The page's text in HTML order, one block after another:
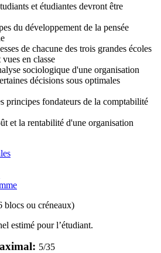
et étudiantes devront être
du développement de la pensée
de chacune des trois grandes écoles
en classe
sociologique d'une organisation
décisions sous optimales
principes fondateurs de la comptabilité
et la rentabilité d'une organisation
blocs ou créneaux)
estimé pour l’étudiant.
5/35